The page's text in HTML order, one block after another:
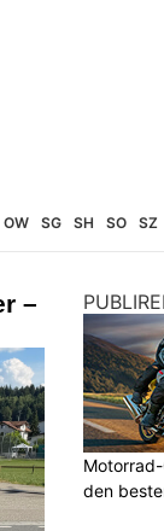
OW SG SH SO SZ
–
den